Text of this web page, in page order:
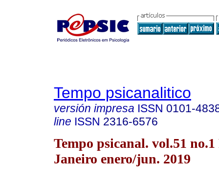
Tempo psicanalitico
versión impresa ISSN 0101-
line ISSN 2316-6576
Tempo psicanal. vol.51 no.1
Janeiro enero/jun. 2019